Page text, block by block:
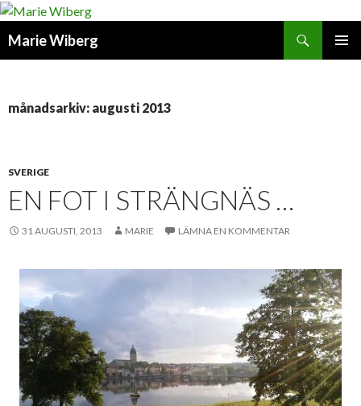
Marie Wiberg
månadsarkiv: augusti 2013
SVERIGE
EN FOT I STRÄNGNÄS …
31 AUGUSTI, 2013 MARIE LÄMNA EN KOMMENTAR